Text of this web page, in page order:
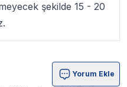
şekilde 15 - 20
500 ml Ürün Yorumları
Yorum Ekle